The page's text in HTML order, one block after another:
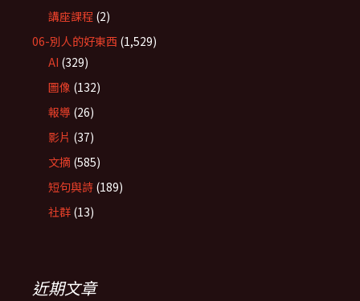
講座課程 (2)
06-別人的好東西 (1,529)
AI (329)
圖像 (132)
報導 (26)
影片 (37)
文摘 (585)
短句與詩 (189)
社群 (13)
近期文章